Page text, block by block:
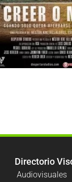
Directorio
Audiovisuales